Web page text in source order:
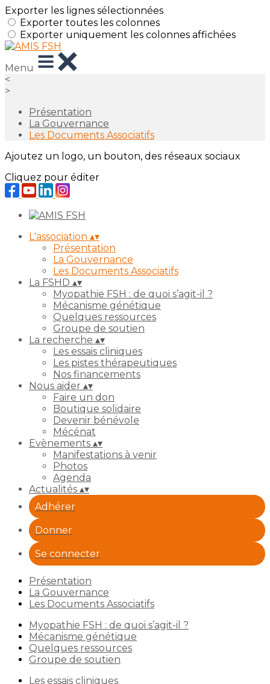
Exporter les lignes sélectionnées
Exporter toutes les colonnes
Exporter uniquement les colonnes affichées
Menu
<
>
Présentation
La Gouvernance
Les Documents Associatifs
Ajoutez un logo, un bouton, des réseaux sociaux
Cliquez pour éditer
L'association ▴▾
Présentation
La Gouvernance
Les Documents Associatifs
La FSHD ▴▾
Myopathie FSH : de quoi s’agit-il ?
Mécanisme génétique
Quelques ressources
Groupe de soutien
La recherche ▴▾
Les essais cliniques
Les pistes thérapeutiques
Nos financements
Nous aider ▴▾
Faire un don
Boutique solidaire
Devenir bénévole
Mécénat
Evènements ▴▾
Manifestations à venir
Photos
Agenda
Actualités ▴▾
Adhérer
Donner
Se connecter
Présentation
La Gouvernance
Les Documents Associatifs
Myopathie FSH : de quoi s’agit-il ?
Mécanisme génétique
Quelques ressources
Groupe de soutien
Les essais cliniques